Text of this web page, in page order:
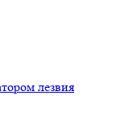
лезвия